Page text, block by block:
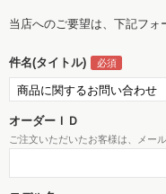
当店へのご要望は、下記フォ
件名(タイトル)
オーダーＩＤ
ご注文いただいたお客様は、メー